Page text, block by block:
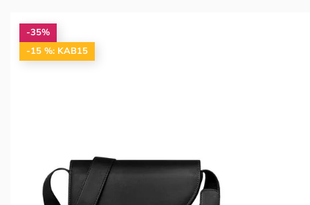
-35%
-15 %: KAB15